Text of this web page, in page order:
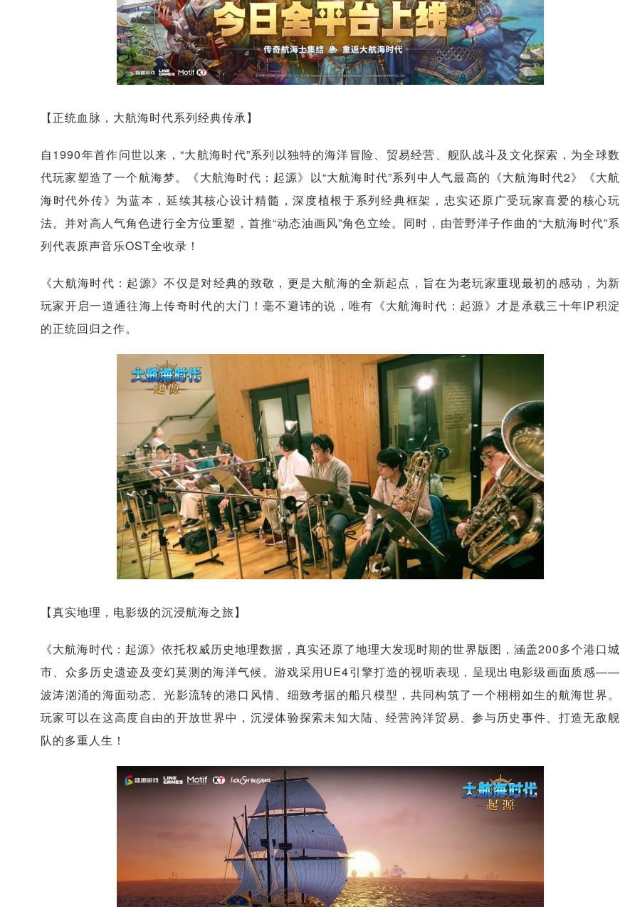
【正统血脉，大航海时代系列经典传承】
自1990年首作问世以来，“大航海时代”系列以独特的海洋冒险、贸易经营、舰队战斗及文化探索，为全球数
代玩家塑造了一个航海梦。《大航海时代：起源》以“大航海时代”系列中人气最高的《大航海时代2》《大航
海时代外传》为蓝本，延续其核心设计精髓，深度植根于系列经典框架，忠实还原广受玩家喜爱的核心玩
法。并对高人气角色进行全方位重塑，首推“动态油画风”角色立绘。同时，由菅野洋子作曲的“大航海时代”系
列代表原声音乐OST全收录！
《大航海时代：起源》不仅是对经典的致敬，更是大航海的全新起点，旨在为老玩家重现最初的感动，为新
玩家开启一道通往海上传奇时代的大门！毫不避讳的说，唯有《大航海时代：起源》才是承载三十年IP积淀
的正统回归之作。
【真实地理，电影级的沉浸航海之旅】
《大航海时代：起源》依托权威历史地理数据，真实还原了地理大发现时期的世界版图，涵盖200多个港口城
市、众多历史遗迹及变幻莫测的海洋气候。游戏采用UE4引擎打造的视听表现，呈现出电影级画面质感——
波涛汹涌的海面动态、光影流转的港口风情、细致考据的船只模型，共同构筑了一个栩栩如生的航海世界。
玩家可以在这高度自由的开放世界中，沉浸体验探索未知大陆、经营跨洋贸易、参与历史事件、打造无敌舰
队的多重人生！